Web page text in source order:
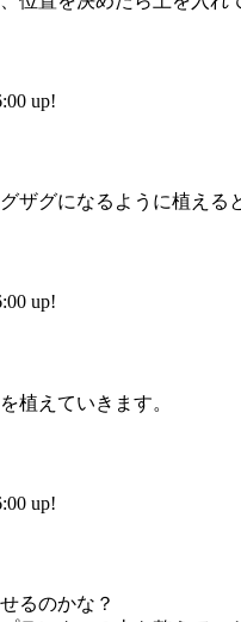
up!
ザグになるように植える
up!
植えていきます。
up!
るのかな？